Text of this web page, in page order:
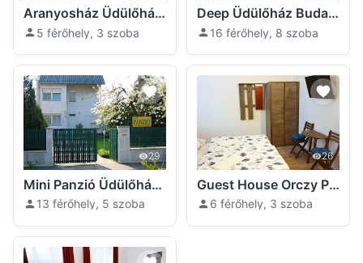
Aranyosház Üdülőház Budapest
5 férőhely, 3 szoba
Deep Üdülőház Budapest
16 férőhely, 8 szoba
29
Mini Panzió Üdülőház Budapest
13 férőhely, 5 szoba
26
Guest House Orczy Park Budapest
6 férőhely, 3 szoba